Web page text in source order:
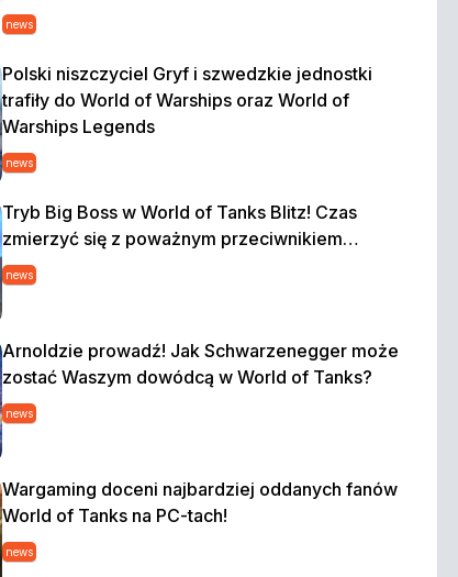
news
Polski niszczyciel Gryf i szwedzkie jednostki
trafiły do World of Warships oraz World of
Warships Legends
news
Tryb Big Boss w World of Tanks Blitz! Czas
zmierzyć się z poważnym przeciwnikiem…
news
Arnoldzie prowadź! Jak Schwarzenegger może
zostać Waszym dowódcą w World of Tanks?
news
Wargaming doceni najbardziej oddanych fanów
World of Tanks na PC-tach!
news